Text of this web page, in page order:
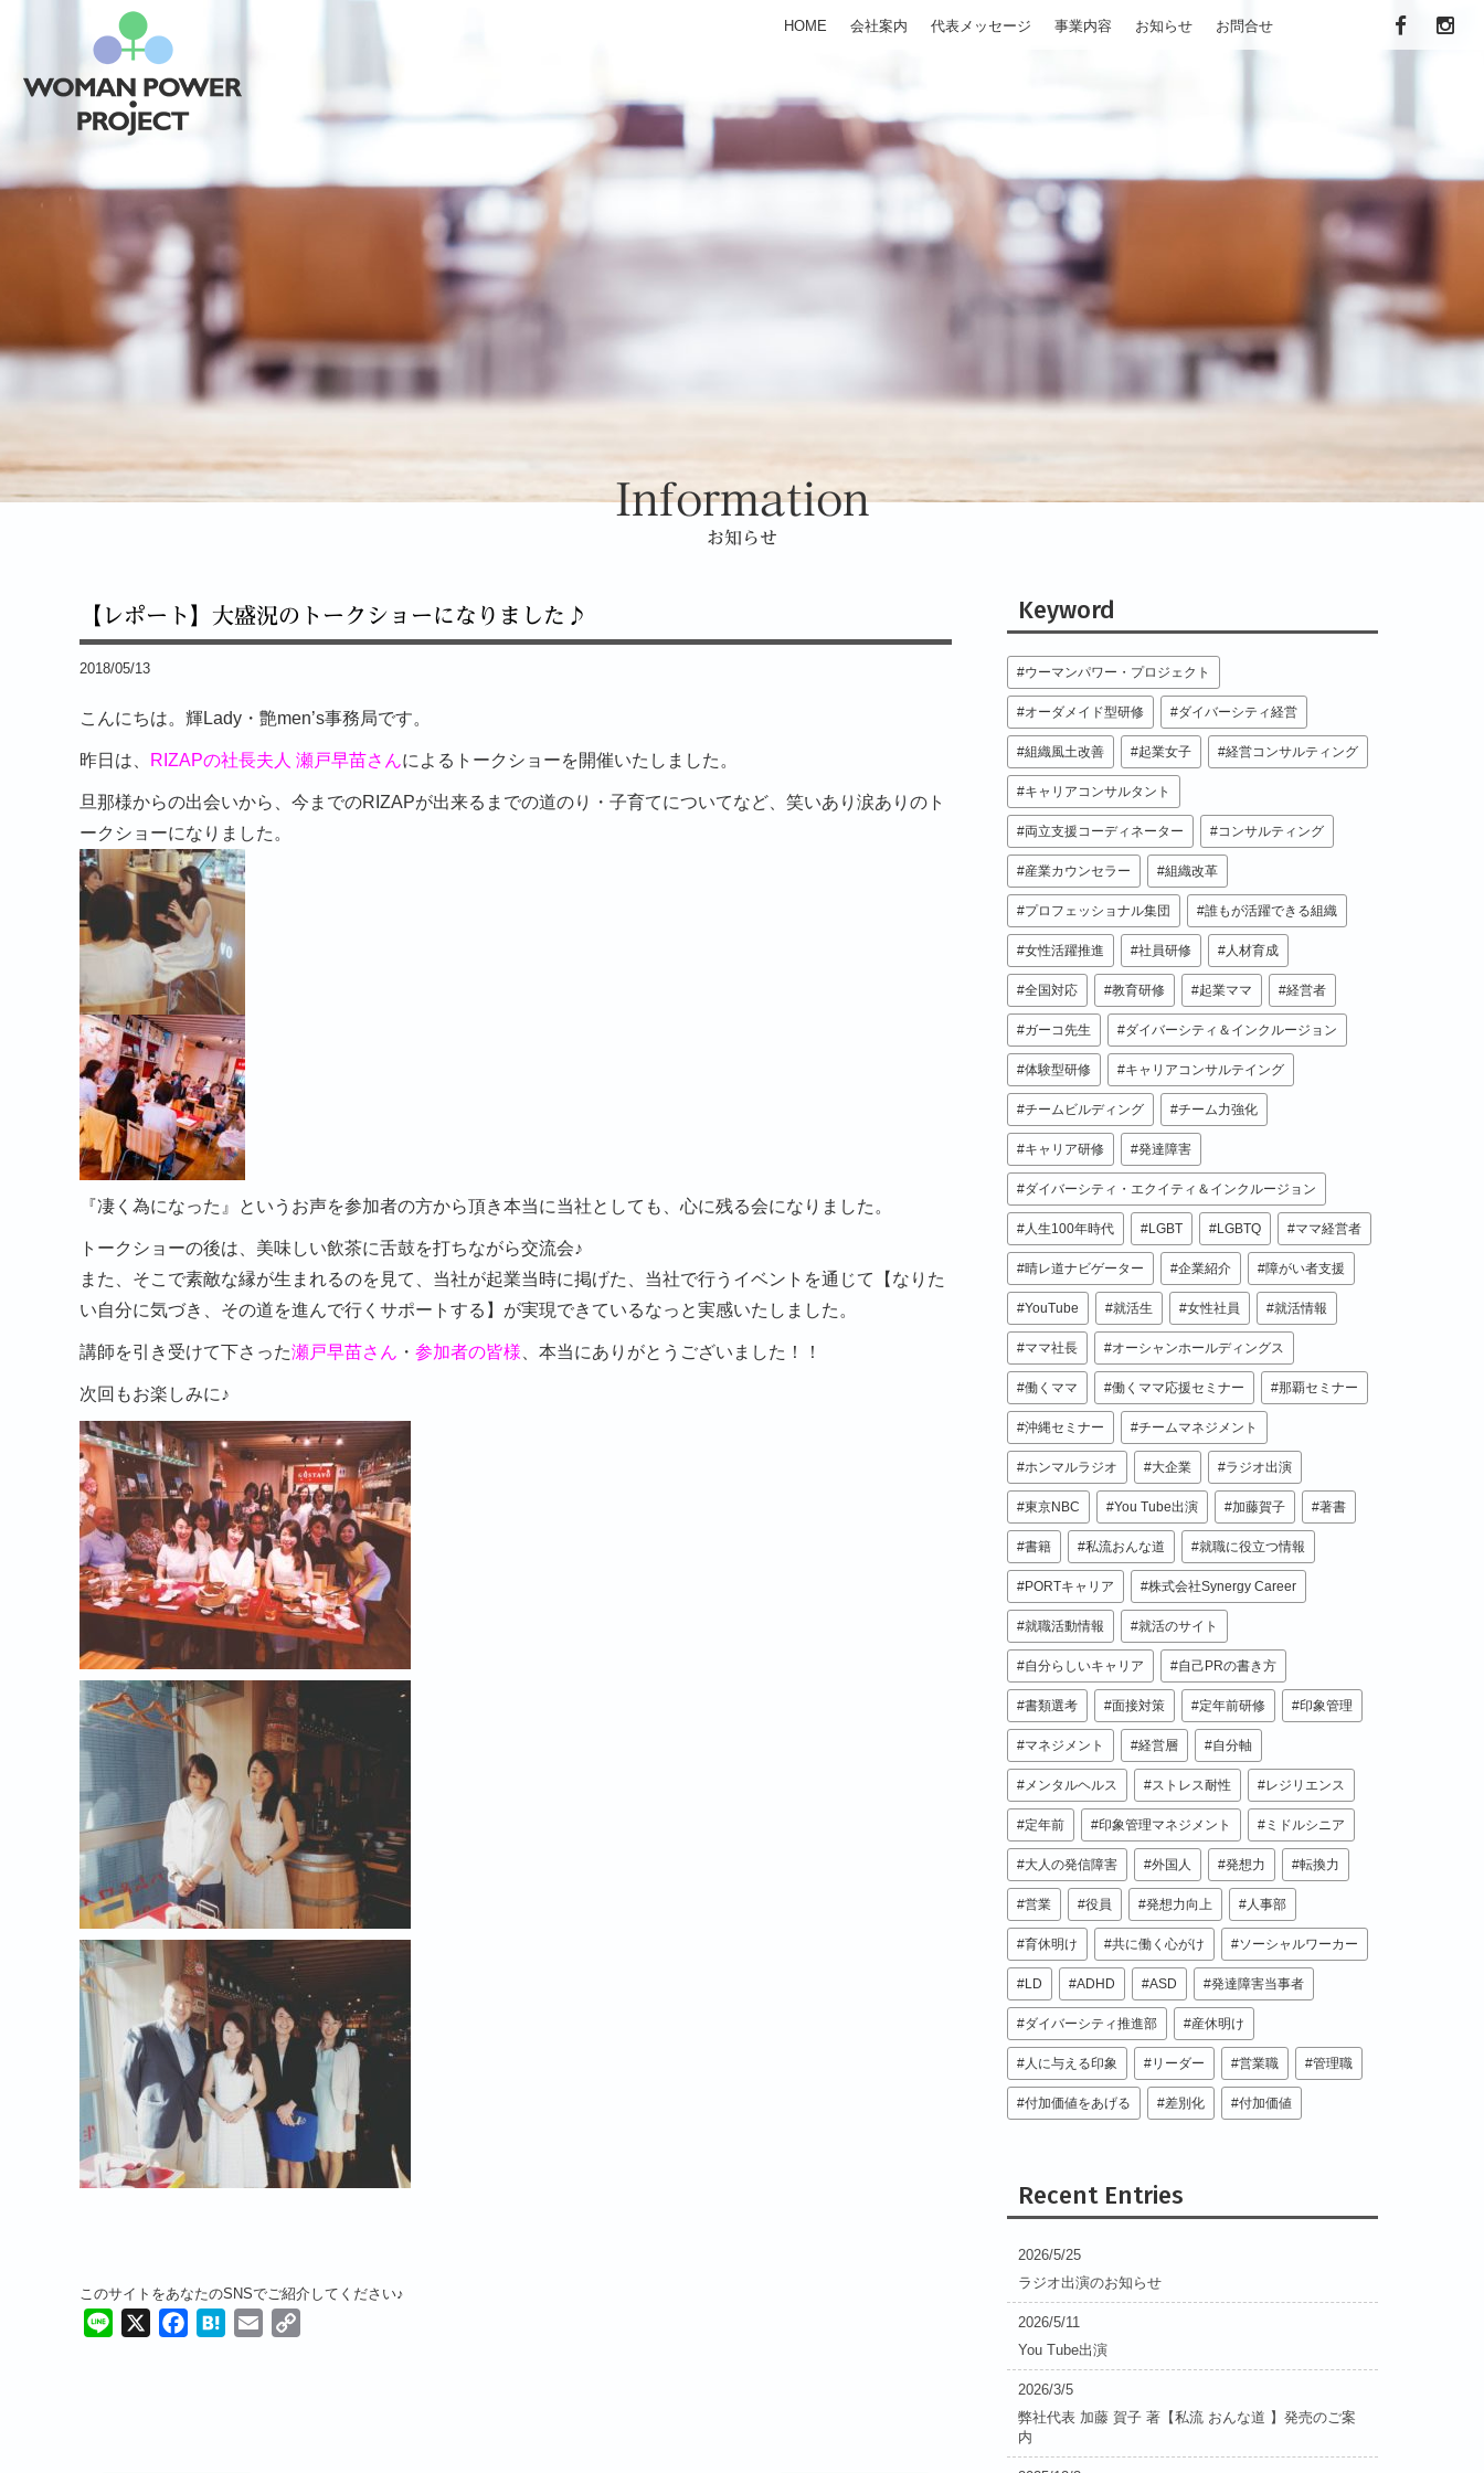
HOME 会社案内 代表メッセージ 事業内容 お知らせ お問合せ
Information
お知らせ
【レポート】大盛況のトークショーになりました♪
2018/05/13
こんにちは。輝Lady・艶men’s事務局です。
昨日は、 RIZAPの社長夫人 瀬戸早苗さんによるトークショーを開催いたしました。
旦那様からの出会いから、今までのRIZAPが出来るまでの道のり・子育てについてなど、笑いあり涙ありのト
ークショーになりました。
『凄く為になった』というお声を参加者の方から頂き本当に当社としても、心に残る会になりました。
トークショーの後は、美味しい飲茶に舌鼓を打ちながら交流会♪
また、そこで素敵な縁が生まれるのを見て、当社が起業当時に掲げた、当社で行うイベントを通じて【なりた
い自分に気づき、その道を進んで行くサポートする】が実現できているなっと実感いたしました。
講師を引き受けて下さった瀬戸早苗さん ・ 参加者の皆様 、本当にありがとうございました！！
次回もお楽しみに♪
このサイトをあなたのSNSでご紹介してください♪
Line FacebookHatenaEmail
Keyword
ウーマンパワー・プロジェクト
オーダメイド型研修 ダイバーシティ経営
組織風土改善 起業女子 経営コンサルティング
キャリアコンサルタント
両立支援コーディネーター コンサルティング
産業カウンセラー 組織改革
プロフェッショナル集団 誰もが活躍できる組織
女性活躍推進 社員研修 人材育成
全国対応 教育研修 起業ママ 経営者
ガーコ先生 ダイバーシティ＆インクルージョン
体験型研修 キャリアコンサルテイング
チームビルディング チーム力強化
キャリア研修 発達障害
ダイバーシティ・エクイティ＆インクルージョン
人生100年時代 LGBT LGBTQ ママ経営者
晴レ道ナビゲーター 企業紹介 障がい者支援
YouTube 就活生 女性社員 就活情報
ママ社長 オーシャンホールディングス
働くママ 働くママ応援セミナー 那覇セミナー
沖縄セミナー チームマネジメント
ホンマルラジオ 大企業 ラジオ出演
東京NBC You Tube出演 加藤賀子 著書
書籍 私流おんな道 就職に役立つ情報
PORTキャリア 株式会社Synergy Career
就職活動情報 就活のサイト
自分らしいキャリア 自己PRの書き方
書類選考 面接対策 定年前研修 印象管理
マネジメント 経営層 自分軸
メンタルヘルス ストレス耐性 レジリエンス
定年前 印象管理マネジメント ミドルシニア
大人の発信障害 外国人 発想力 転換力
営業 役員 発想力向上 人事部
育休明け 共に働く心がけ ソーシャルワーカー
LD ADHD ASD 発達障害当事者
ダイバーシティ推進部 産休明け
人に与える印象 リーダー 営業職 管理職
付加価値をあげる 差別化 付加価値
Recent Entries
2026/5/25
ラジオ出演のお知らせ
2026/5/11
You Tube出演
2026/3/5
弊社代表 加藤 賀子 著【私流 おんな道 】発売のご案
内